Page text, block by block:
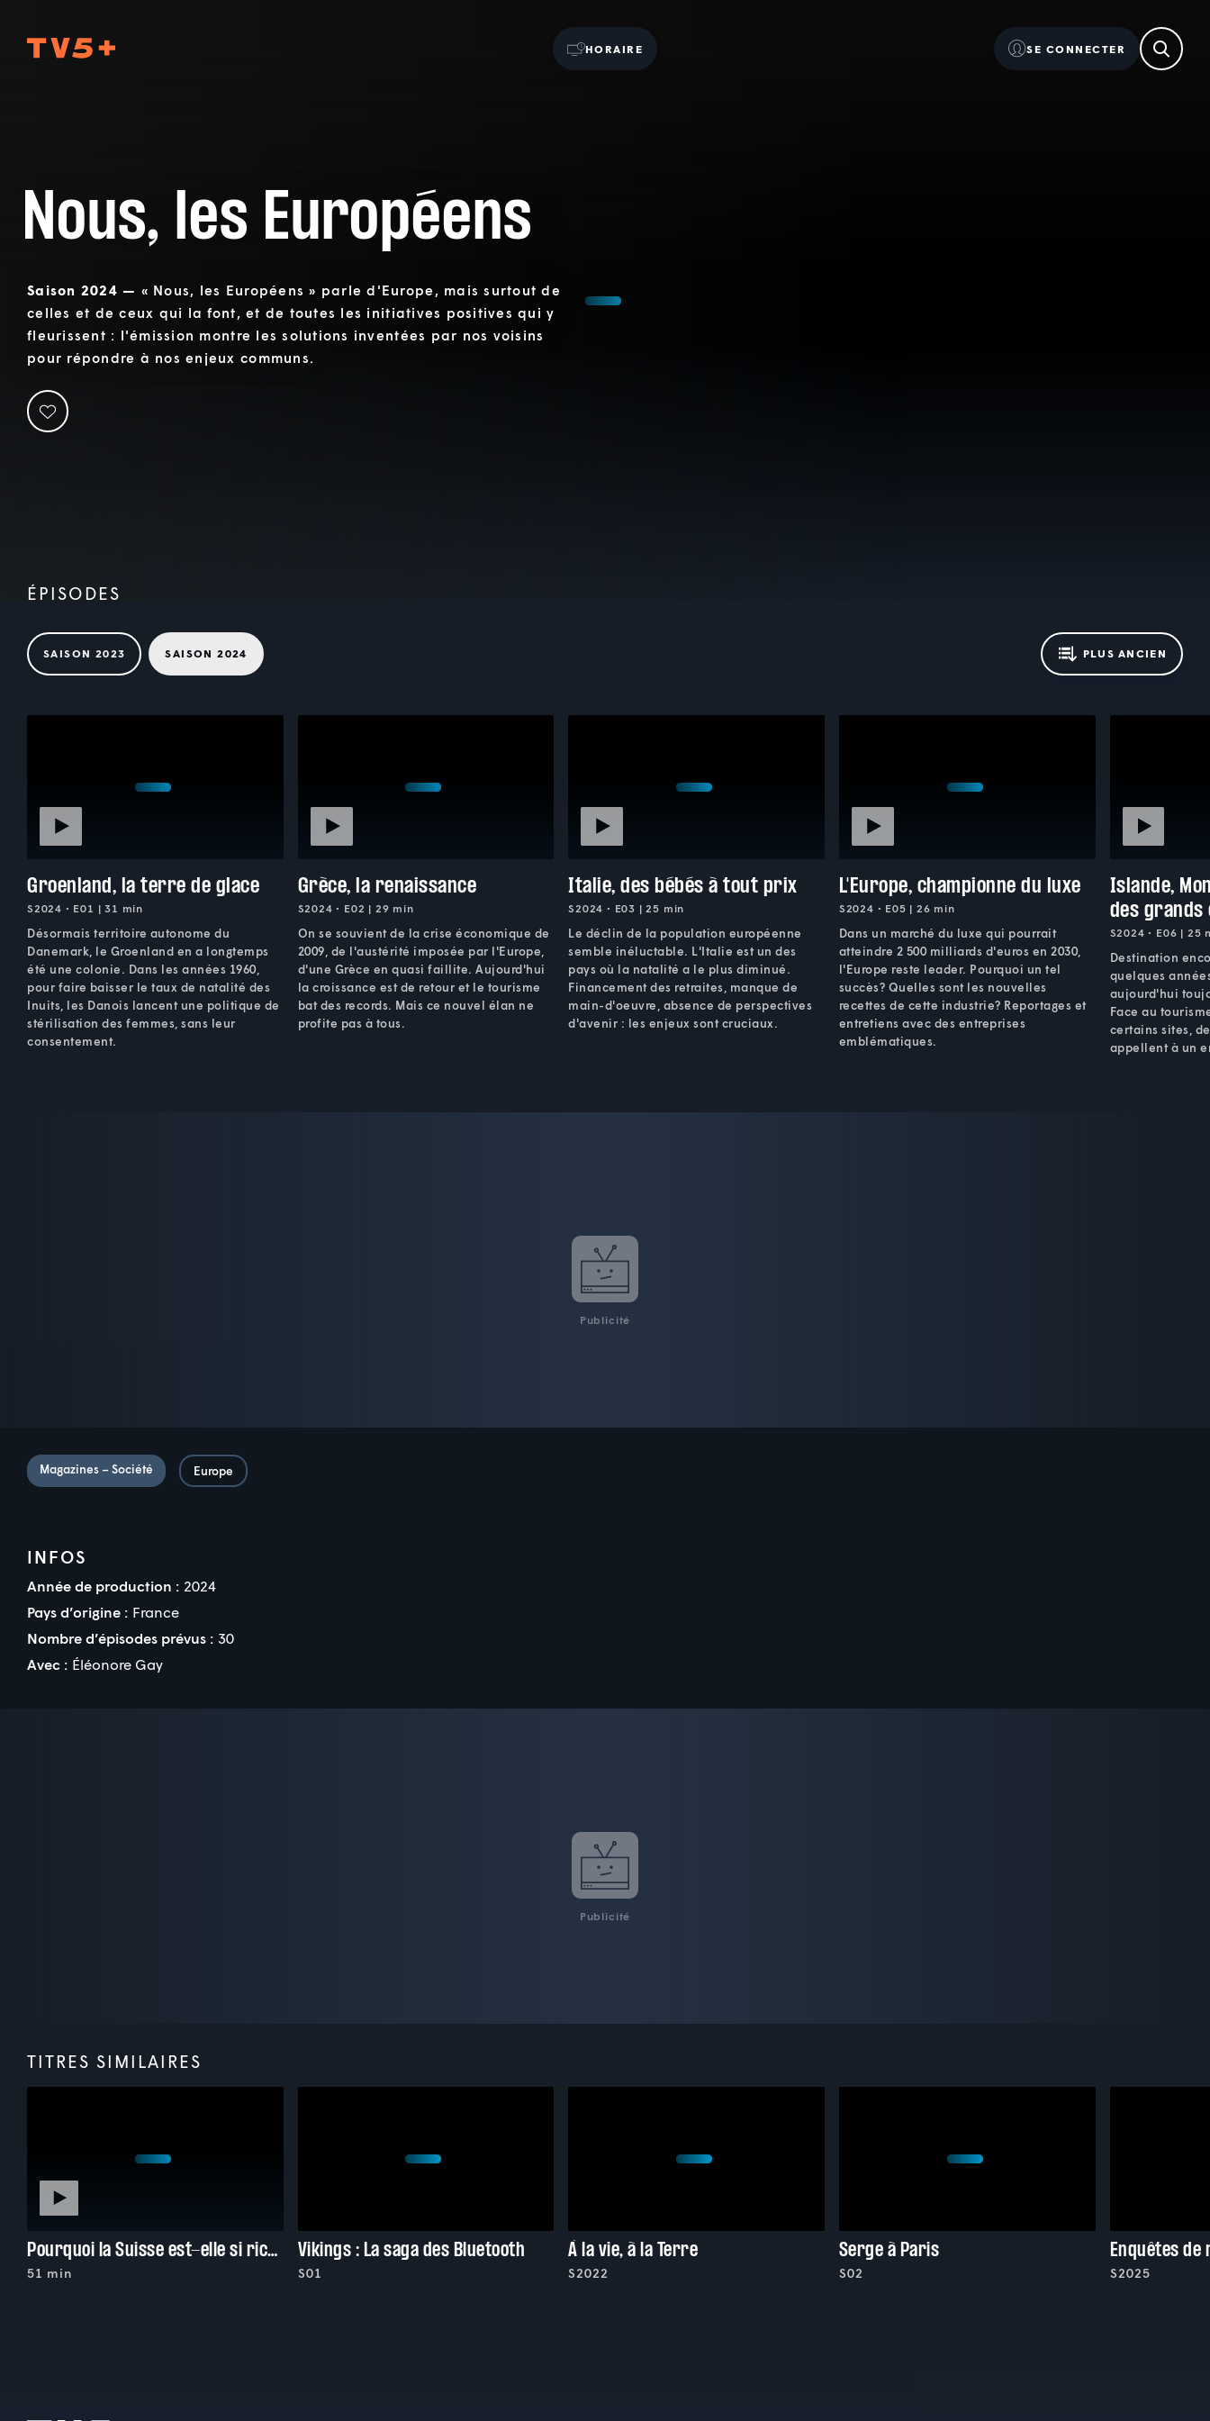
HORAIRE SE CONNECTER
Nous, les Européens
Saison 2024 — « Nous, les Européens » parle d'Europe, mais surtout de
celles et de ceux qui la font, et de toutes les initiatives positives qui y
fleurissent : l'émission montre les solutions inventées par nos voisins
pour répondre à nos enjeux communs.
ÉPISODES
SAISON 2023 SAISON 2024 PLUS ANCIEN
Groenland, la terre de glace
S2024 • E01 | 31 min
Désormais territoire autonome du
Danemark, le Groenland en a longtemps
été une colonie. Dans les années 1960,
pour faire baisser le taux de natalité des
Inuits, les Danois lancent une politique de
stérilisation des femmes, sans leur
consentement.
Grèce, la renaissance
S2024 • E02 | 29 min
On se souvient de la crise économique de
2009, de l'austérité imposée par l'Europe,
d'une Grèce en quasi faillite. Aujourd'hui
la croissance est de retour et le tourisme
bat des records. Mais ce nouvel élan ne
profite pas à tous.
Italie, des bébés à tout prix
S2024 • E03 | 25 min
Le déclin de la population européenne
semble inéluctable. L'Italie est un des
pays où la natalité a le plus diminué.
Financement des retraites, manque de
main-d'oeuvre, absence de perspectives
d'avenir : les enjeux sont cruciaux.
L'Europe, championne du luxe
S2024 • E05 | 26 min
Dans un marché du luxe qui pourrait
atteindre 2 500 milliards d'euros en 2030,
l'Europe reste leader. Pourquoi un tel
succès? Quelles sont les nouvelles
recettes de cette industrie? Reportages et
entretiens avec des entreprises
emblématiques.
Islande,
des grands
S2024 • E06 | 25
Destination
quelques
aujourd'hui
Face au
certains sites,
appellent à un
Publicité
Magazines – Société Europe
INFOS
Année de production : 2024
Pays d’origine : France
Nombre d’épisodes prévus : 30
Avec : Éléonore Gay
Publicité
TITRES SIMILAIRES
Pourquoi la Suisse est-elle si riche?
51 min
Vikings : La saga des Bluetooth
S01
À la vie, à la Terre
S2022
Serge à Paris
S02
Enquêtes de
S2025